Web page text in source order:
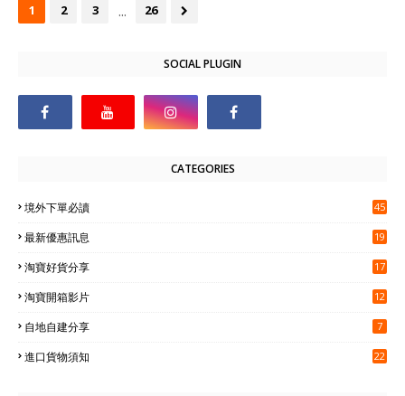
1 2 3 ... 26
SOCIAL PLUGIN
CATEGORIES
境外下單必讀 45
最新優惠訊息 19
淘寶好貨分享 17
淘寶開箱影片 12
自地自建分享 7
進口貨物須知 22